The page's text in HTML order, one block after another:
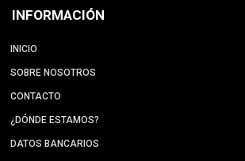
INFORMACIÓN
INICIO
SOBRE NOSOTROS
CONTACTO
¿DÓNDE ESTAMOS?
DATOS BANCARIOS